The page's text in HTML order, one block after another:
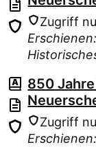
Zugriff
850
Zugriff